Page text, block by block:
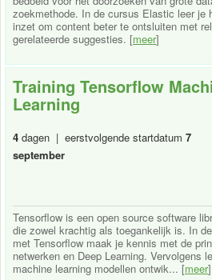
zoekmethode. In de cursus Elastic leer je
inzet om content beter te ontsluiten met
gerelateerde suggesties. [meer]
Training Tensorflow
Learning
4 dagen | eerstvolgende startdatum 7
september
Tensorflow is een open source software
die zowel krachtig als toegankelijk is. In
met Tensorflow maak je kennis met de
netwerken en Deep Learning. Vervolgens
machine learning modellen ontwik... [meer]